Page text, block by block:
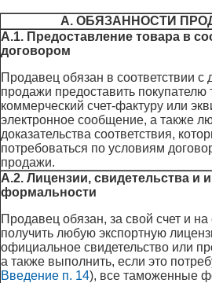
А. ОБЯЗАННОСТИ
А.1. Предоставление товара в
договором
Продавец обязан в соответствии с
продажи предоставить покупателю
коммерческий счет-фактуру или
электронное сообщение, а также
доказательства соответствия,
потребоваться по условиям
продажи.
А.2. Лицензии, свидетельства и
формальности
Продавец обязан, за свой счет и на
получить любую экспортную
официальное свидетельство или
а также выполнить, если это
Введение п. 14), все таможенные